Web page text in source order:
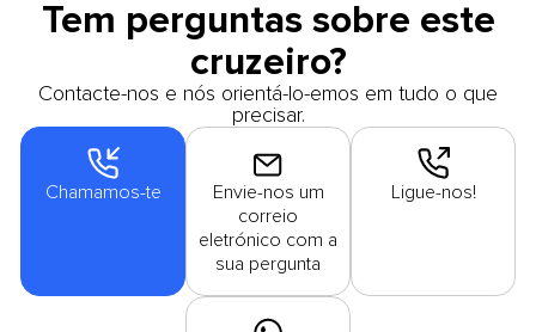
Tem perguntas sobre este
cruzeiro?
Contacte-nos e nós orientá-lo-emos em tudo o que
precisar.
Chamamos-te
Envie-nos um
correio
eletrónico com a
sua pergunta
Ligue-nos!